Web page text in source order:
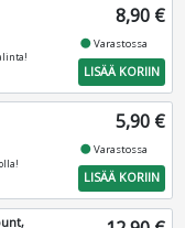
8,90 €
fiber_manual_recordVarastossa
LISÄÄ KORIIN
5,90 €
fiber_manual_recordVarastossa
LISÄÄ KORIIN